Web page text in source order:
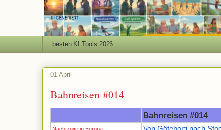
besten KI Tools 2026
01 April
Bahnreisen #014
Bahnreisen #014
Nachtzüge in Europa Von Göteborg nach